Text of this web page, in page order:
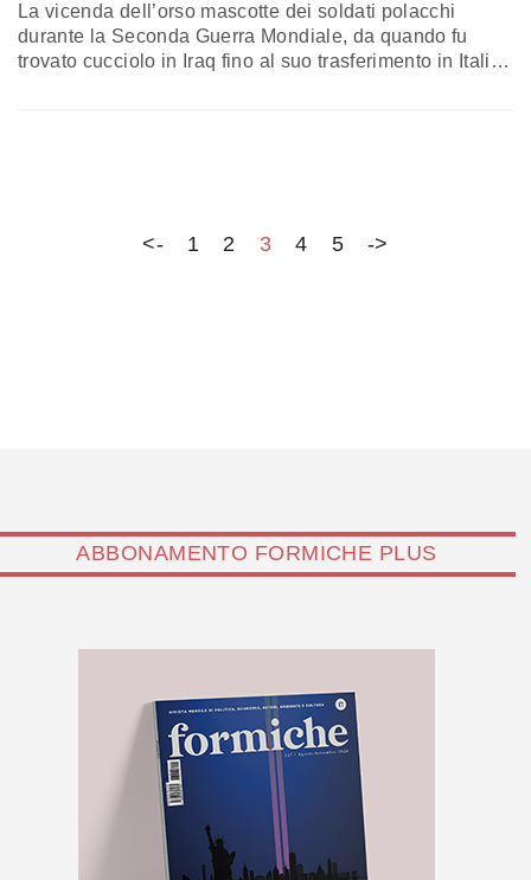
La vicenda dell’orso mascotte dei soldati polacchi
durante la Seconda Guerra Mondiale, da quando fu
trovato cucciolo in Iraq fino al suo trasferimento in Italia
<- 1 2 3 4 5 ->
ABBONAMENTO FORMICHE PLUS